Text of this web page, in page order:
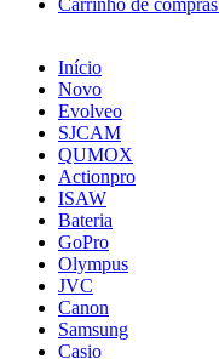
Carrinho de compras
Início
Novo
Evolveo
SJCAM
QUMOX
Actionpro
ISAW
Bateria
GoPro
Olympus
JVC
Canon
Samsung
Casio